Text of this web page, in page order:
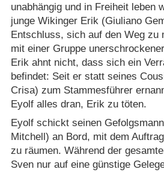
unabhängig und in Freiheit leben
junge Wikinger Erik (Giuliano
Entschluss, sich auf den Weg zu
mit einer Gruppe
Erik ahnt nicht, dass sich ein
befindet: Seit er statt seines
Crisa) zum Stammesführer
Eyolf alles dran, Erik zu töten.
Eyolf schickt seinen
Mitchell) an Bord, mit dem
zu räumen. Während der
Sven nur auf eine günstige